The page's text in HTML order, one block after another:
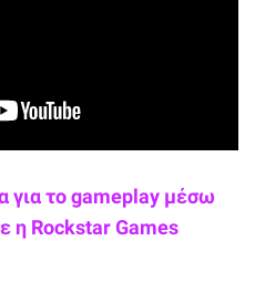
για το gameplay μέσω
η Rockstar Games